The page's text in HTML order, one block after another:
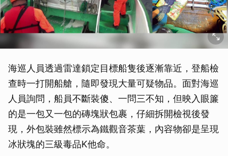
海巡人員透過雷達鎖定目標船隻後逐漸靠近，登船檢
查時一打開船艙，隨即發現大量可疑物品。面對海巡
人員詢問，船員不斷裝傻、一問三不知，但映入眼簾
的是一包又一包的磚塊狀包裹，仔細拆開檢視後發
現，外包裝雖然標示為鐵觀音茶葉，內容物卻是呈現
冰狀塊的三級毒品K他命。